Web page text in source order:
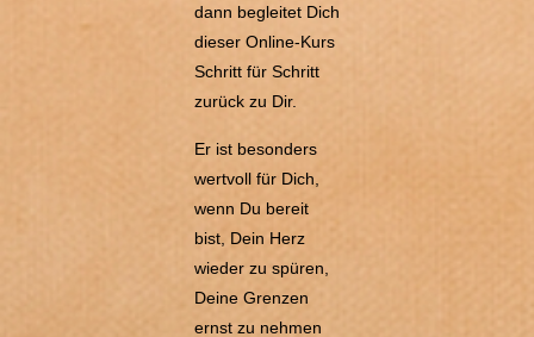
dann begleitet Dich
dieser Online-Kurs
Schritt für Schritt
zurück zu Dir.
Er ist besonders
wertvoll für Dich,
wenn Du bereit
bist, Dein Herz
wieder zu spüren,
Deine Grenzen
ernst zu nehmen